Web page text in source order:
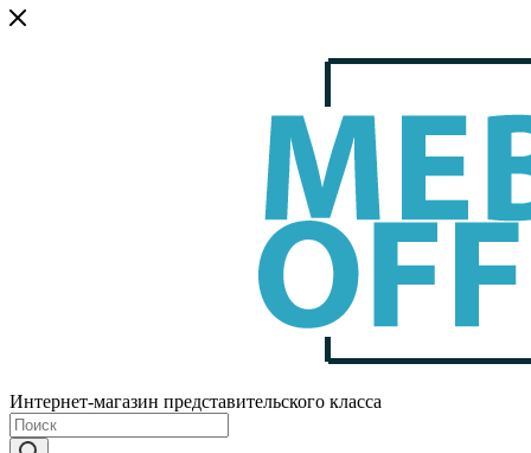
Интернет-магазин представительского класса